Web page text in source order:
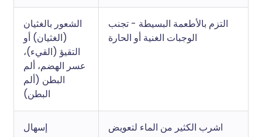
الشعور بالغثيان
(الغثيان) أو
التقيؤ (القيء)،
عسر الهضم، ألم
البطن (ألم
البطن)
التزم بالأطعمة البسيطة - تجنب
الوجبات الغنية أو الحارة
إسهال
اشرب الكثير من الماء لتعويض